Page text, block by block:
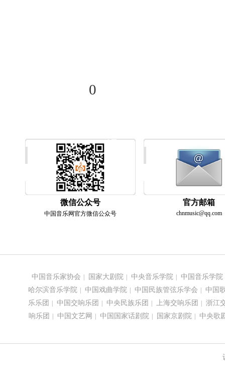
0
微信公众号
中国音乐网官方微信公众号
官方邮箱
chnmusic@qq.com
中国音乐家协会 国家大剧院 中央音乐学院
中国音乐学院
哈尔滨音乐学院
中国戏曲学院 中国民族管弦乐学会
中国
乐乐团
中国交响乐团 中央民族乐团 上海交响乐团
浙江
响乐团
中国文艺网 中国国家话剧院 国家京剧院 中央歌